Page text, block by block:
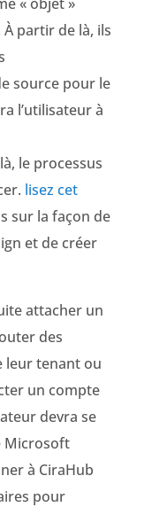
partir de là, ils
source pour le
l’utilisateur à
le processus
lisez cet
sur la façon de
et de créer
attacher un
des
leur tenant ou
un compte
devra se
Microsoft
à CiraHub
pour